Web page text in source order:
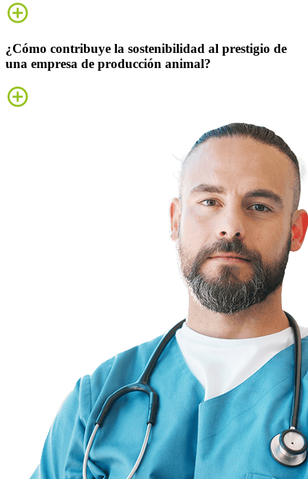
¿Cómo contribuye la sostenibilidad al prestigio de
una empresa de producción animal?